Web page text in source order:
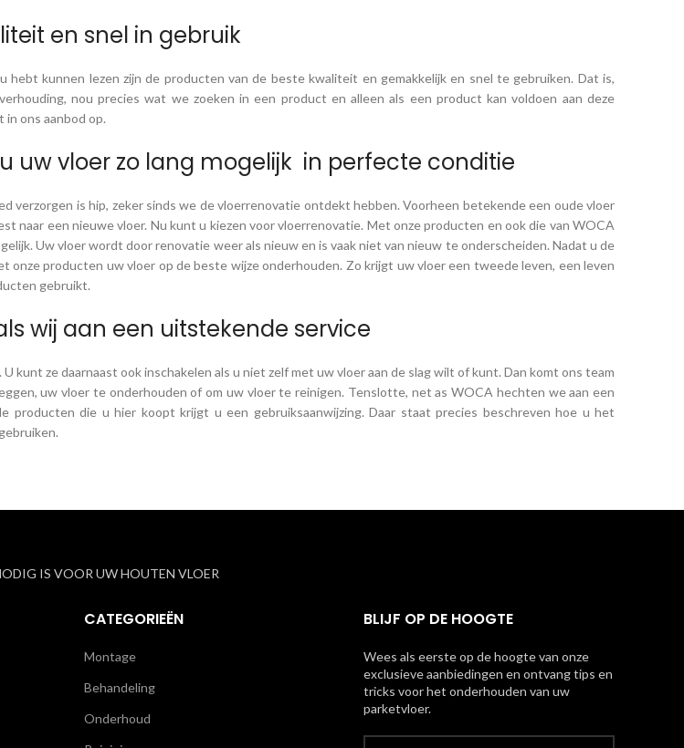
en snel in gebruik
hebt kunnen lezen zijn de producten van de beste kwaliteit en gemakkelijk en snel te gebruiken. Dat is,
nou precies wat we zoeken in een product en alleen als een product kan voldoen aan deze
in ons aanbod op.
uw vloer zo lang mogelijk in perfecte conditie
verzorgen is hip, zeker sinds we de vloerrenovatie ontdekt hebben. Voorheen betekende een oude vloer
naar een nieuwe vloer. Nu kunt u kiezen voor vloerrenovatie. Met onze producten en ook die van WOCA
Uw vloer wordt door renovatie weer als nieuw en is vaak niet van nieuw te onderscheiden. Nadat u de
onze producten uw vloer op de beste wijze onderhouden. Zo krijgt uw vloer een tweede leven, een leven
gebruikt.
wij aan een uitstekende service
kunt ze daarnaast ook inschakelen als u niet zelf met uw vloer aan de slag wilt of kunt. Dan komt ons team
uw vloer te onderhouden of om uw vloer te reinigen. Tenslotte, net as WOCA hechten we aan een
producten die u hier koopt krijgt u een gebruiksaanwijzing. Daar staat precies beschreven hoe u het
IS VOOR UW HOUTEN VLOER
CATEGORIEËN
Montage
Behandeling
Onderhoud
BLIJF OP DE HOOGTE
Wees als eerste op de hoogte van onze
exclusieve aanbiedingen en ontvang tips en
tricks voor het onderhouden van uw
parketvloer.